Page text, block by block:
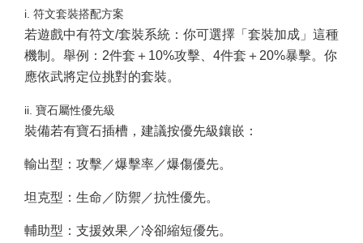
i. 符文套裝搭配方案
若遊戲中有符文/套裝系統：你可選擇「套裝加成」這種
機制。舉例：2件套＋10%攻擊、4件套＋20%暴擊。你
應依武將定位挑對的套裝。
ii. 寶石屬性優先級
裝備若有寶石插槽，建議按優先級鑲嵌：
輸出型：攻擊／爆擊率／爆傷優先。
坦克型：生命／防禦／抗性優先。
輔助型：支援效果／冷卻縮短優先。